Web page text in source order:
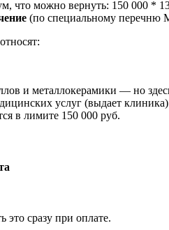
что можно вернуть: 150 000 *
(по специальному перечню
и металлокерамики — но
услуг (выдает клиника)
в лимите 150 000 руб.
это сразу при оплате.